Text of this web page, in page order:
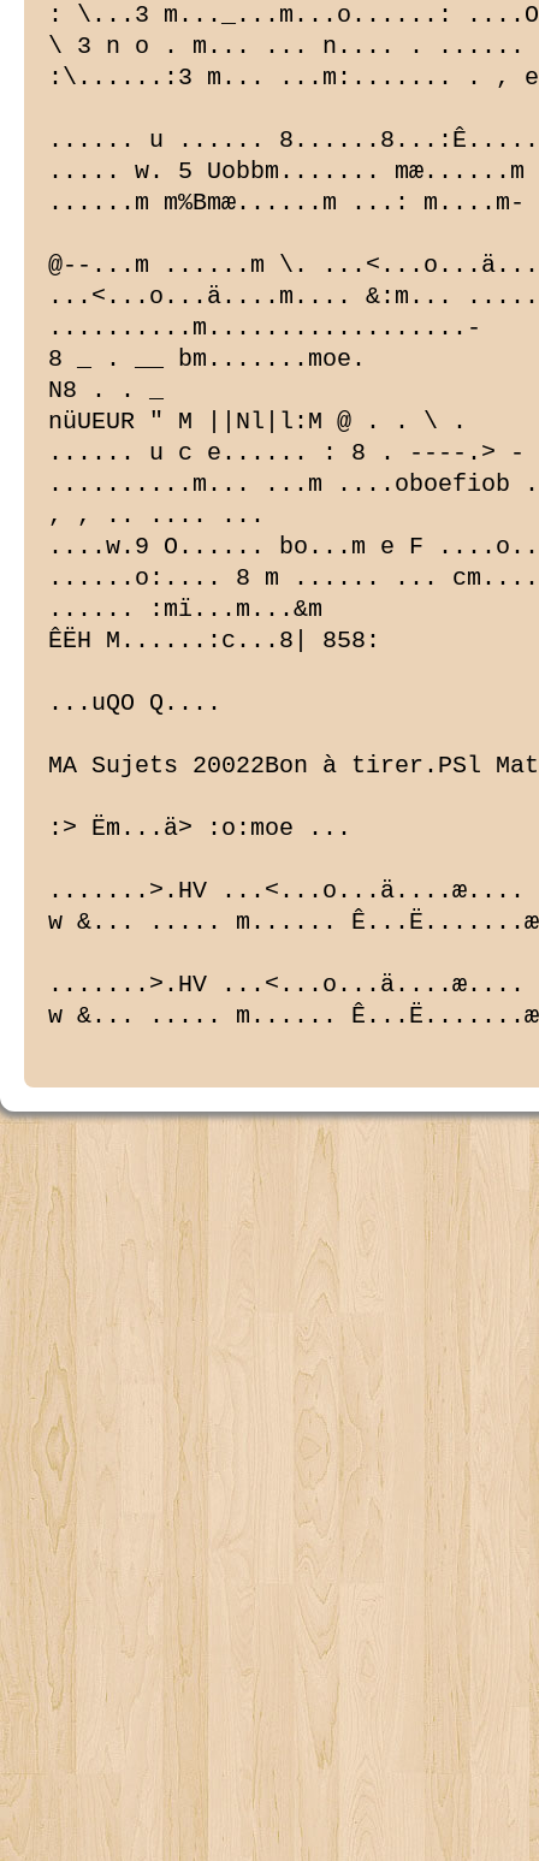
: \...3 m..._...m...o......: ....O-
\ 3 n o . m... ... n.... . ......
:\......:3 m... ...m:....... . ,
...... u ......
..... w. 5 Uobbm....... mæ......m
......m m%Bmæ......m ...: m....m-
@--...m ......m \.
...<...o...ä....m.... &:m...
..........m..................-
8 _ . __ bm.......moe.
N8 . . _
nüUEUR " M ||Nl|l:M @ . . \ .
...... u c e...... : 8 . ----.> -
..........m... ...m ....oboefiob
, , .. .... ...
....w.9 O...... bo...m e F
......o:.... 8 m ...... ...
...... :mï...m...&m
ÊËH M......:c...8| 858:
...uQO Q....
MA Sujets 20022Bon à tirer.PSl
:> Ëm...ä> :o:moe ...
.......>.HV ...<...o...ä....æ....
w &... ..... m...... Ê...Ë.......æ
.......>.HV ...<...o...ä....æ....
w &... ..... m...... Ê...Ë.......æ